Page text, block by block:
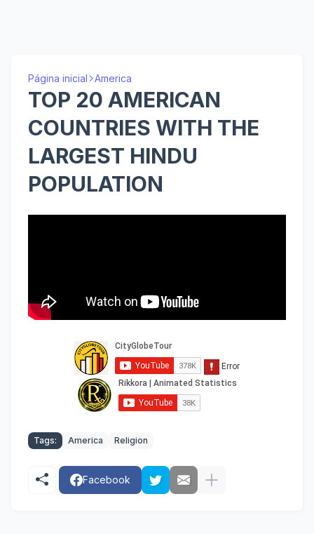
Página inicial America
TOP 20 AMERICAN
COUNTRIES WITH THE
LARGEST HINDU
POPULATION
Tags: America Religion
Facebook